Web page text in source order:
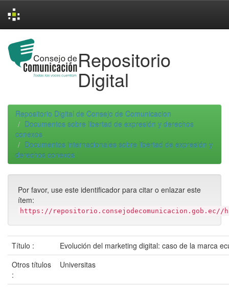
navigation
Repositorio
Digital
Repositorio Digital de Consejo de Comunicacion
Documentos sobre libertad de expresión y derechos
conexos
Documentos internacionales sobre libertad de expresión y
derechos conexos
Por favor, use este identificador para citar o enlazar este
ítem:
https://repositorio.consejodecomunicacion.gob.ec//
Título :
Evolución del marketing digital: caso de la marca
Otros títulos
:
Universitas